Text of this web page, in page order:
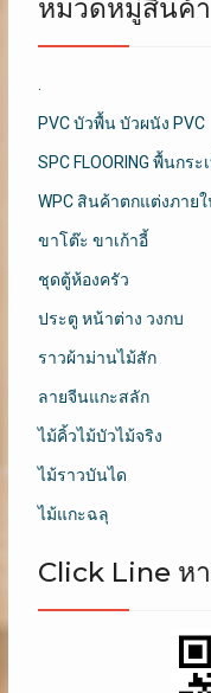
หมวดหมู่สินค้า
.
PVC บัวพื้น บัวผนัง PVC
SPC FLOORING พื้นกร
WPC สินค้าตกแต่งภาย
ขาโต๊ะ ขาเก้าอี้
ชุดตู้ห้องครัว
ประตู หน้าต่าง วงกบ
ราวผ้าม่านไม้สัก
ลายจีนแกะสลัก
ไม้คิ้วไม้บัวไม้จริง
ไม้ราวบันได
ไม้แกะฉลุ
Click Line หา